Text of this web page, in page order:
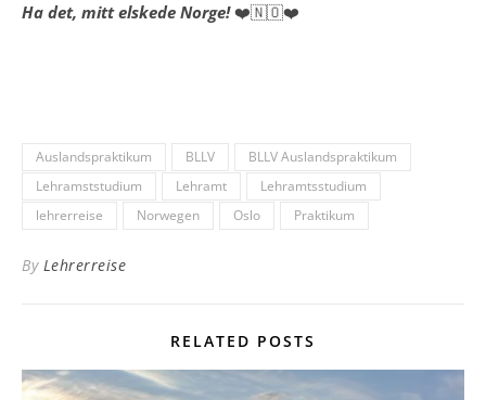
Ha det, mitt elskede Norge!❤️🇳🇴❤️
Auslandspraktikum BLLV
BLLV Auslandspraktikum
Lehramststudium
Lehramt
Lehramtsstudium
lehrerreise
Norwegen Oslo Praktikum
By Lehrerreise
RELATED POSTS